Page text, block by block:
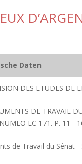
Daten
DES ETUDES DE
DE TRAVAIL
LC 171. P. 11 -
de Travail du Sénat